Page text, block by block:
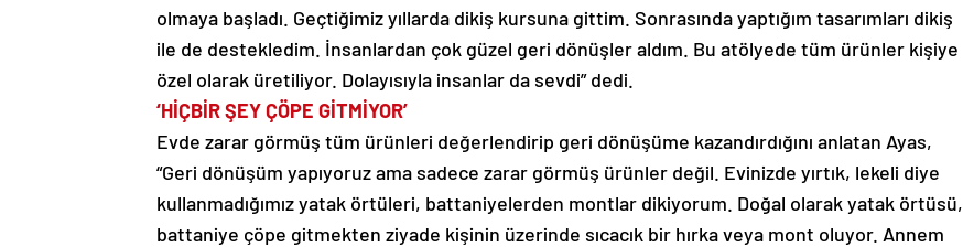
olmaya başladı. Geçtiğimiz yıllarda dikiş kursuna gittim. Sonrasında yaptığım tasarımları dikiş
ile de destekledim. İnsanlardan çok güzel geri dönüşler aldım. Bu atölyede tüm ürünler kişiye
özel olarak üretiliyor. Dolayısıyla insanlar da sevdi” dedi.
‘HİÇBİR ŞEY ÇÖPE GİTMİYOR’
Evde zarar görmüş tüm ürünleri değerlendirip geri dönüşüme kazandırdığını anlatan Ayas,
“Geri dönüşüm yapıyoruz ama sadece zarar görmüş ürünler değil. Evinizde yırtık, lekeli diye
kullanmadığımız yatak örtüleri, battaniyelerden montlar dikiyorum. Doğal olarak yatak örtüsü,
battaniye çöpe gitmekten ziyade kişinin üzerinde sıcacık bir hırka veya mont oluyor. Annem